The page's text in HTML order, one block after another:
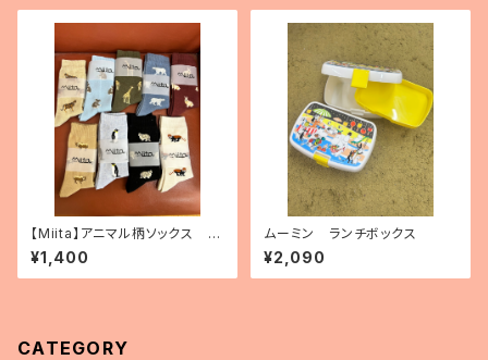
【Miita】アニマル柄ソックス 10
種（2025.3.7追加）
¥1,400
ムーミン ランチボックス
¥2,090
CATEGORY